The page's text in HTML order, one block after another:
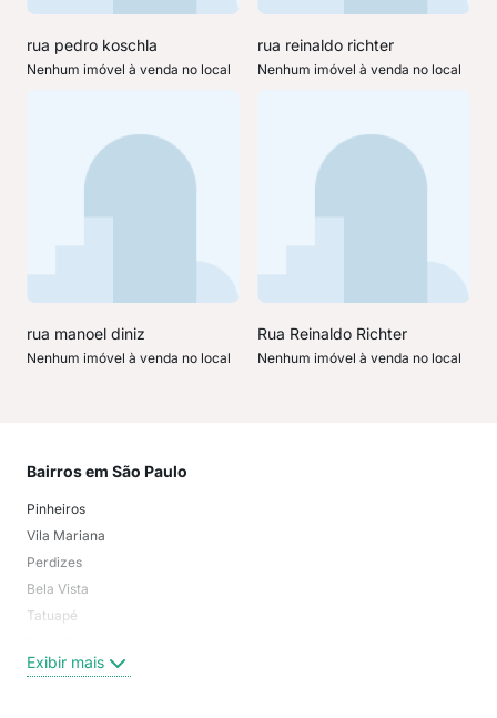
rua pedro koschla
Nenhum imóvel à venda no local
rua reinaldo richter
Nenhum imóvel à venda no local
rua manoel diniz
Nenhum imóvel à venda no local
Rua Reinaldo Richter
Nenhum imóvel à venda no local
Bairros em São Paulo
Pinheiros
Vila Mariana
Perdizes
Bela Vista
Tatuapé
Centro
Exibir mais